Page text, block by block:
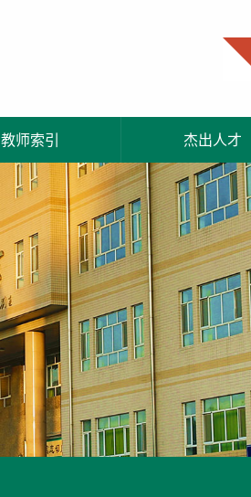
教师索引 杰出人才